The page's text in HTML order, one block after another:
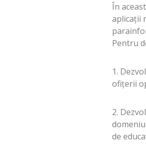
În
aplicaţii
Pentru
1.
ofiţerii
2.
de